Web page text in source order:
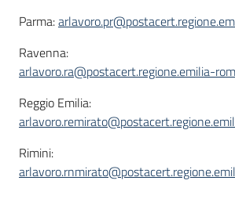
Parma:
Ravenna:
arlavoro.ra@postacert.regione.emilia-
Reggio Emilia:
Rimini: